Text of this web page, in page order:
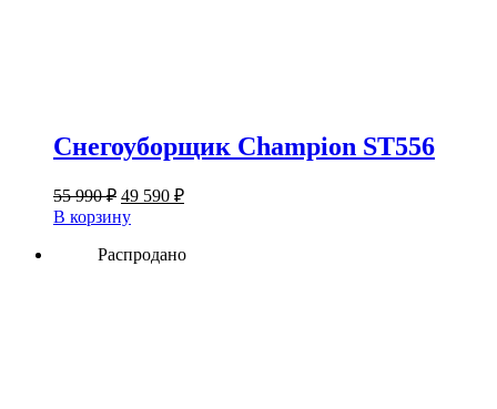
Снегоуборщик Champion ST556
55 990₽ Первоначальная
цена
составляла
55
49 590 ₽Текущая
590 ₽.
В корзину
Распродано